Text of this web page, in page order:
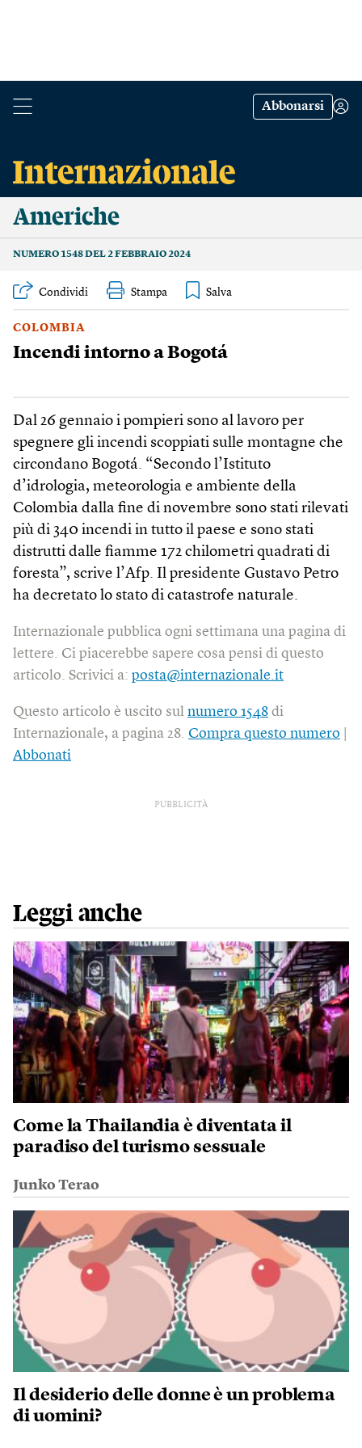
Abbonarsi
Americhe
NUMERO 1548 DEL 2 FEBBRAIO 2024
Condividi Stampa
COLOMBIA
Incendi intorno a Bogotá
Dal 26 gennaio i pompieri sono al lavoro per
spegnere gli incendi scoppiati sulle montagne che
circondano Bogotá. “Secondo l’Istituto
d’idrologia, meteorologia e ambiente della
Colombia dalla fine di novembre sono stati rilevati
più di 340 incendi in tutto il paese e sono stati
distrutti dalle fiamme 172 chilometri quadrati di
foresta”, scrive l’Afp. Il presidente Gustavo Petro
ha decretato lo stato di catastrofe naturale.
Internazionale pubblica ogni settimana una pagina di
lettere. Ci piacerebbe sapere cosa pensi di questo
articolo. Scrivici a: posta@internazionale.it
Questo articolo è uscito sul numero 1548 di
Internazionale, a pagina 28. Compra questo numero
Abbonati
PUBBLICITÀ
Leggi anche
Come la Thailandia è diventata il
paradiso del turismo sessuale
Junko Terao
Il desiderio delle donne è un problema
di uomini?